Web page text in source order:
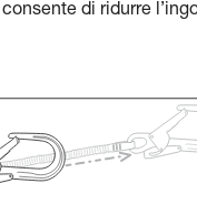
di ridurre